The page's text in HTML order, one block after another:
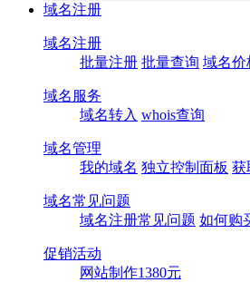
10分钟做网
域名注册
域名注册
批量注册 批量查询 域名价
域名服务
域名转入 whois查询
域名管理
我的域名 独立控制面板 获
域名常见问题
域名注册常见问题 如何购
促销活动
网站制作1380元